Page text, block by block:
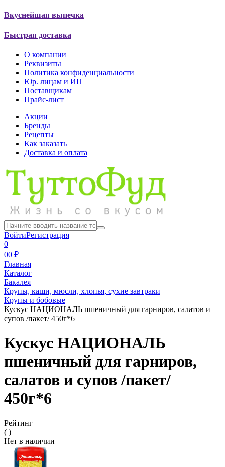
Вкуснейшая выпечка
Быстрая доставка
О компании
Реквизиты
Политика конфиденциальности
Юр. лицам и ИП
Поставщикам
Прайс-лист
Акции
Бренды
Рецепты
Как заказать
Доставка и оплата
ВойтиРегистрация
0
00 ₽
Главная
Каталог
Бакалея
Крупы, каши, мюсли, хлопья, сухие завтраки
Крупы и бобовые
Кускус НАЦИОНАЛЬ пшеничный для гарниров, салатов и
супов /пакет/ 450г*6
Кускус НАЦИОНАЛЬ
пшеничный для гарниров,
салатов и супов /пакет/
450г*6
Рейтинг
( )
Нет в наличии